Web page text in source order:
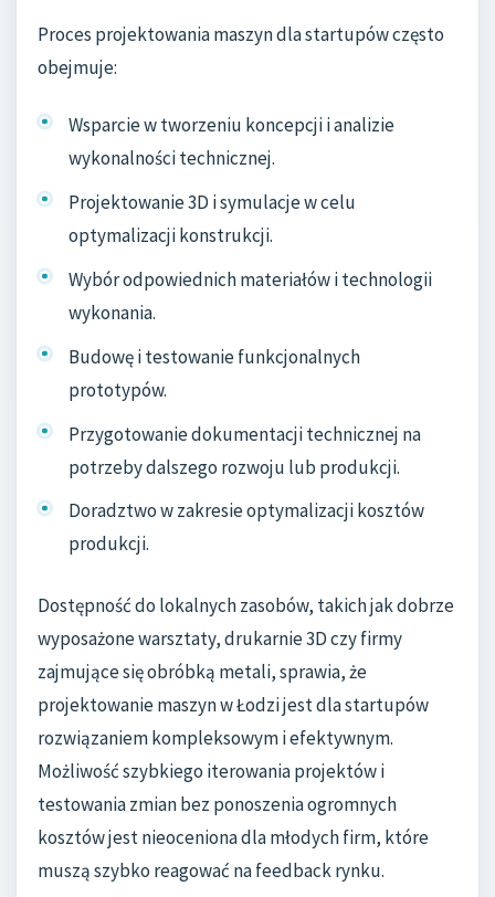
Proces projektowania maszyn dla startupów często
obejmuje:
Wsparcie w tworzeniu koncepcji i analizie
wykonalności technicznej.
Projektowanie 3D i symulacje w celu
optymalizacji konstrukcji.
Wybór odpowiednich materiałów i technologii
wykonania.
Budowę i testowanie funkcjonalnych
prototypów.
Przygotowanie dokumentacji technicznej na
potrzeby dalszego rozwoju lub produkcji.
Doradztwo w zakresie optymalizacji kosztów
produkcji.
Dostępność do lokalnych zasobów, takich jak dobrze
wyposażone warsztaty, drukarnie 3D czy firmy
zajmujące się obróbką metali, sprawia, że
projektowanie maszyn w Łodzi jest dla startupów
rozwiązaniem kompleksowym i efektywnym.
Możliwość szybkiego iterowania projektów i
testowania zmian bez ponoszenia ogromnych
kosztów jest nieoceniona dla młodych firm, które
muszą szybko reagować na feedback rynku.